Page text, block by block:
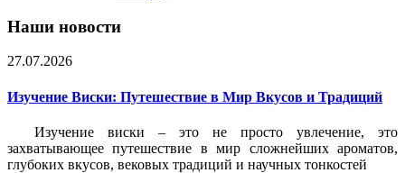
Наши новости
27.07.2026
Изучение Виски: Путешествие в Мир Вкусов и Традиций
Изучение виски – это не просто увлечение, это
захватывающее путешествие в мир сложнейших ароматов,
глубоких вкусов, вековых традиций и научных тонкостей